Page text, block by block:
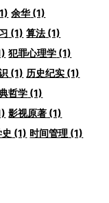
余华(1)
(1) 算法 (1)
犯罪心理学 (1)
(1) 历史纪实 (1)
哲学 (1)
影视原著 (1)
(1) 时间管理 (1)